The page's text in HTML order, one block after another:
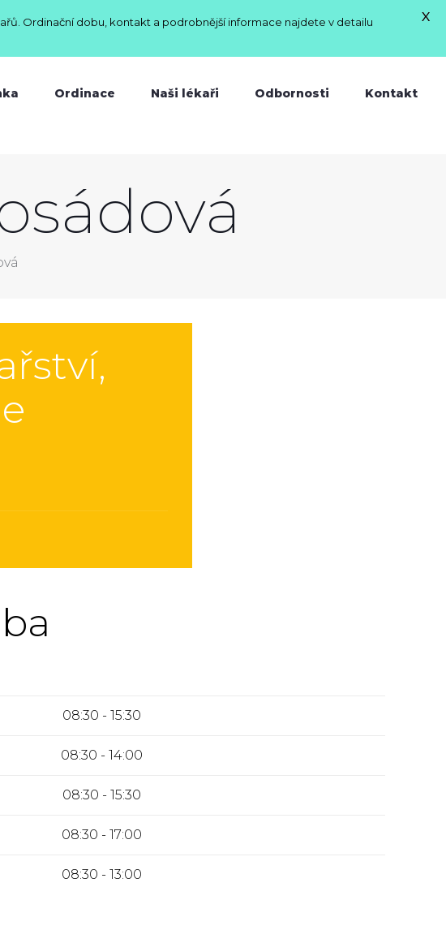
Ordinace Naši lékaři Odbornosti Kontakt
08:30 - 15:30
08:30 - 14:00
08:30 - 15:30
08:30 - 17:00
08:30 - 13:00
Ordinační dobu, kontakt a podrobnější informace najdete v detailu
X